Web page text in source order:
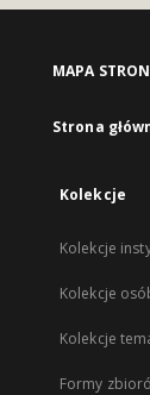
MAPA
Strona
Kolekcje
Kolekcje
Kolekcje
Kolekcje
Formy